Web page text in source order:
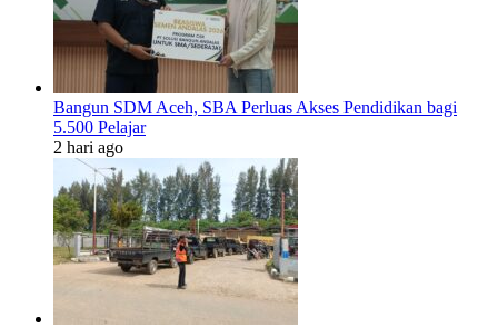
Bangun SDM Aceh, SBA Perluas Akses Pendidikan bagi
5.500 Pelajar
2 hari ago